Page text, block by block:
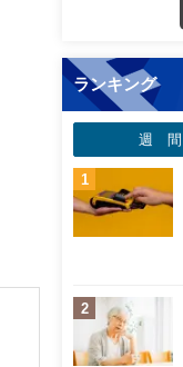
ランキング
週 間